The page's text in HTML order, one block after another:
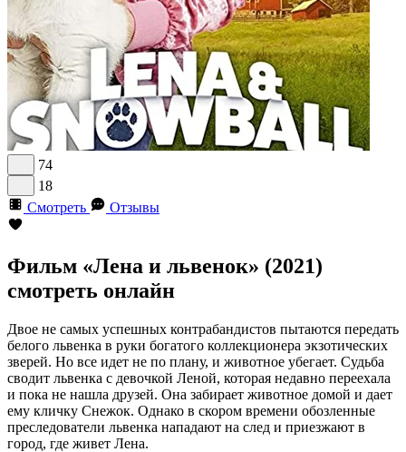
74
18
Смотреть
Отзывы
Фильм «Лена и львенок» (2021)
смотреть онлайн
Двое не самых успешных контрабандистов пытаются передать
белого львенка в руки богатого коллекционера экзотических
зверей. Но все идет не по плану, и животное убегает. Судьба
сводит львенка с девочкой Леной, которая недавно переехала
и пока не нашла друзей. Она забирает животное домой и дает
ему кличку Снежок. Однако в скором времени обозленные
преследователи львенка нападают на след и приезжают в
город, где живет Лена.